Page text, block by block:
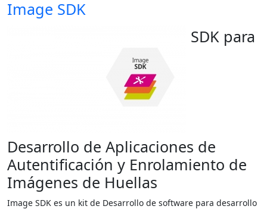
de huella con cualidad pre-definida,
permitiendo, por lo tanto, un proceso
de escaneo en vivo más rápido y sin
fallas. El SDK RealScan ofrece tanto
método de devolución de llamada y
uso de funciones de SDK.
umbral de la calidad de imagen y la
extraídas al conjunto de 10 impresiones.
comunes de escaneo en vivo de grado
forense y asegura la integridad de las
imágenes de huella.
El SDK RealScan detecta y
sobre el prisma
*El deslizamiento ocurre mayormente
Image SDK
SDK para
Desarrollo de Aplicaciones de
Autentificación y Enrolamiento de
Imágenes de Huellas
Image SDK es un kit de Desarrollo de software para desarrollo